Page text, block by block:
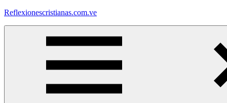
Saltar
Reflexionescristianas.com.ve